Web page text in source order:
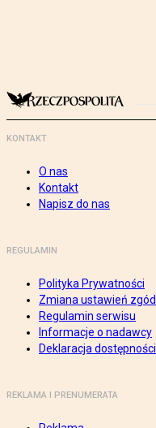
KONTAKT
O nas
Kontakt
Napisz do nas
REGULAMIN
Polityka Prywatności
Zmiana ustawień zgód
Regulamin serwisu
Informacje o nadawcy
Deklaracja dostępności
REKLAMA I PRENUMERATA